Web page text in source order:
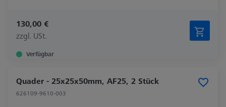
130,00 €
zzgl. USt.
Verfügbar
Quader - 25x25x50mm, AF25, 2 Stück
626109-9610-003